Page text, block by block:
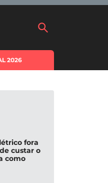
2026
fora
custar o
como